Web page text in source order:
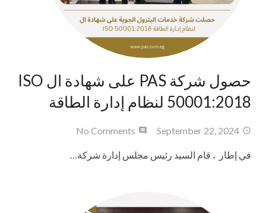
حصول شركة PAS على شهادة ال ISO
50001:2018 لنظام إدارة الطاقة
September 22, 2024
No Comments
في إطار ، قام السيد رئيس مجلس إدارة شركة…